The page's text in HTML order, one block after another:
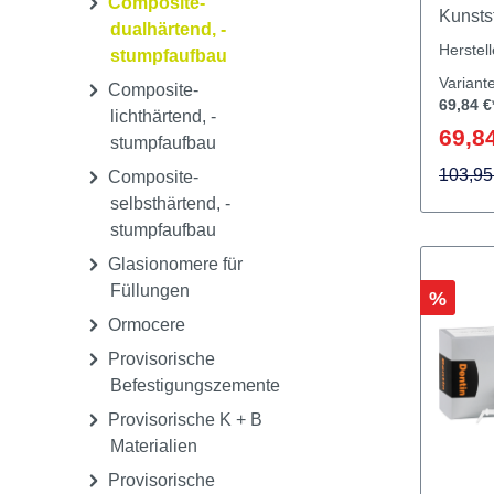
Compomere für
Füllungen
Composite-
dualhärtend, -
stumpfaufbau
Composite-
lichthärtend, -
stumpfaufbau
Composite-
selbsthärtend, -
Füllungen
Provisorische
und
69,84
Rabatt
%